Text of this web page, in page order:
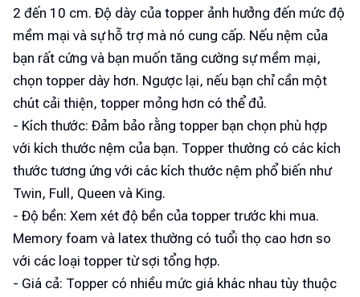
2 đến 10 cm. Độ dày của topper ảnh hưởng đến mức độ
mềm mại và sự hỗ trợ mà nó cung cấp. Nếu nệm của
bạn rất cứng và bạn muốn tăng cường sự mềm mại,
chọn topper dày hơn. Ngược lại, nếu bạn chỉ cần một
chút cải thiện, topper mỏng hơn có thể đủ.
- Kích thước: Đảm bảo rằng topper bạn chọn phù hợp
với kích thước nệm của bạn. Topper thường có các kích
thước tương ứng với các kích thước nệm phổ biến như
Twin, Full, Queen và King.
- Độ bền: Xem xét độ bền của topper trước khi mua.
Memory foam và latex thường có tuổi thọ cao hơn so
với các loại topper từ sợi tổng hợp.
- Giá cả: Topper có nhiều mức giá khác nhau tùy thuộc